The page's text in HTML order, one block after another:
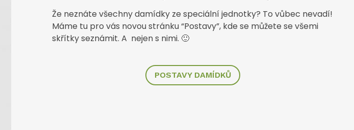
Že neznáte všechny damídky ze speciální jednotky? To vůbec nevadí!
Máme tu pro vás novou stránku “Postavy”, kde se můžete se všemi
skřítky seznámit. A nejen s nimi. 🙂
POSTAVY DAMÍDKŮ